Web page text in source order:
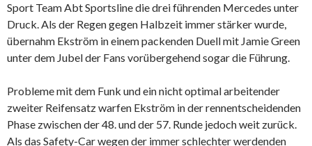
Sport Team Abt Sportsline die drei führenden Mercedes unter
Druck. Als der Regen gegen Halbzeit immer stärker wurde,
übernahm Ekström in einem packenden Duell mit Jamie Green
unter dem Jubel der Fans vorübergehend sogar die Führung.
Probleme mit dem Funk und ein nicht optimal arbeitender
zweiter Reifensatz warfen Ekström in der rennentscheidenden
Phase zwischen der 48. und der 57. Runde jedoch weit zurück.
Als das Safety-Car wegen der immer schlechter werdenden